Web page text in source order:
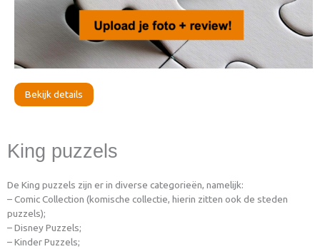
Bekijk details
King puzzels
De King puzzels zijn er in diverse categorieën, namelijk:
– Comic Collection (komische collectie, hierin zitten ook de steden
puzzels);
– Disney Puzzels;
– Kinder Puzzels;